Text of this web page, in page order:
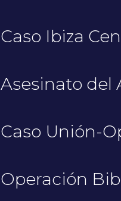
Caso Ibiza
Asesinato del
Caso Unión-
Operación